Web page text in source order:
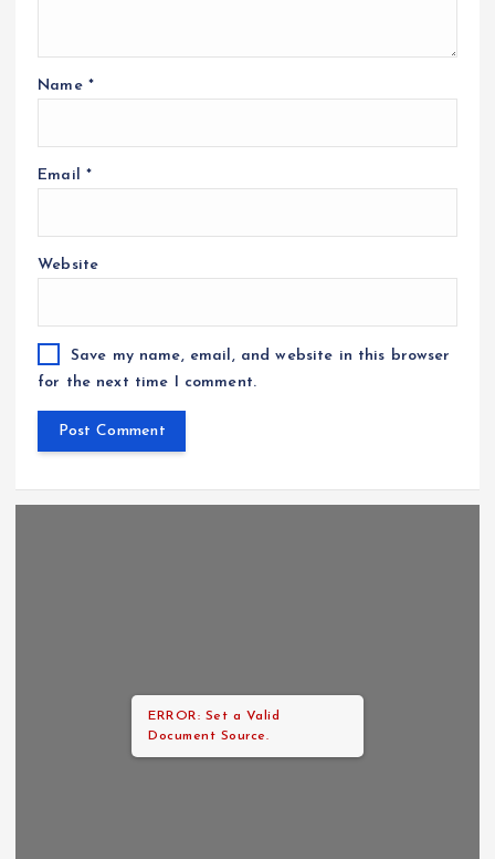
Name *
Email *
Website
Save my name, email, and website in this browser
for the next time I comment.
ERROR: Set a Valid
Document Source.